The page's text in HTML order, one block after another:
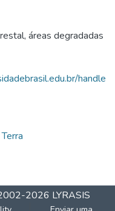
, áreas degradadas
handle
2026 LYRASIS